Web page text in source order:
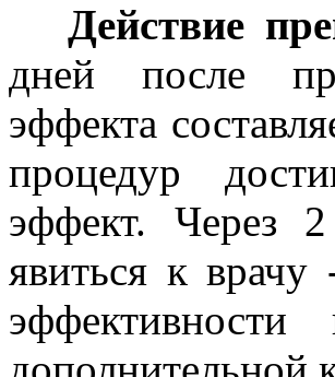
Действие
дней после
эффекта
процедур
эффект. Через
явиться к врачу